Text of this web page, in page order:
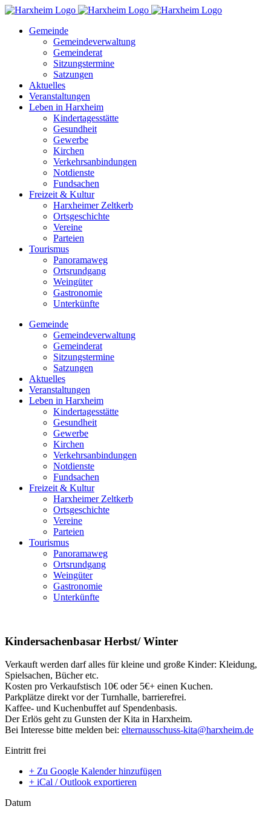
Zum
springenGemeinde
Gemeindeverwaltung
Gemeinderat
Sitzungstermine
Satzungen
Aktuelles
Veranstaltungen
Leben in Harxheim
Kindertagesstätte
Gesundheit
Gewerbe
Kirchen
Verkehrsanbindungen
Notdienste
Fundsachen
Freizeit & Kultur
Harxheimer Zeltkerb
Ortsgeschichte
Vereine
Parteien
Tourismus
Panoramaweg
Ortsrundgang
Weingüter
Gastronomie
Unterkünfte
Gemeinde
Gemeindeverwaltung
Gemeinderat
Sitzungstermine
Satzungen
Aktuelles
Veranstaltungen
Leben in Harxheim
Kindertagesstätte
Gesundheit
Gewerbe
Kirchen
Verkehrsanbindungen
Notdienste
Fundsachen
Freizeit & Kultur
Harxheimer Zeltkerb
Ortsgeschichte
Vereine
Parteien
Tourismus
Panoramaweg
Ortsrundgang
Weingüter
Gastronomie
Unterkünfte
Kindersachenbasar Herbst/ Winter
Verkauft werden darf alles für kleine und große Kinder: Kleidung,
Spielsachen, Bücher etc.
Kosten pro Verkaufstisch 10€ oder 5€+ einen Kuchen.
Parkplätze direkt vor der Turnhalle, barrierefrei.
Kaffee- und Kuchenbuffet auf Spendenbasis.
Der Erlös geht zu Gunsten der Kita in Harxheim.
Bei Interesse bitte melden bei: elternausschuss-kita@harxheim.de
Eintritt frei
+ Zu Google Kalender hinzufügen
+ iCal / Outlook exportieren
Datum